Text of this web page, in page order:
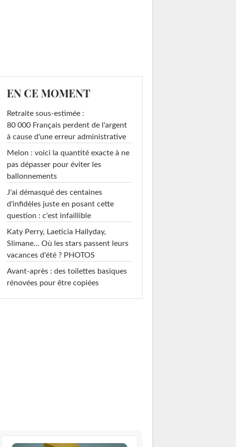
EN CE MOMENT
Retraite sous-estimée :
80 000 Français perdent de l'argent
à cause d'une erreur administrative
Melon : voici la quantité exacte à ne
pas dépasser pour éviter les
ballonnements
J'ai démasqué des centaines
d'infidèles juste en posant cette
question : c'est infaillible
Katy Perry, Laeticia Hallyday,
Slimane... Où les stars passent leurs
vacances d'été ? PHOTOS
Avant-après : des toilettes basiques
rénovées pour être copiées